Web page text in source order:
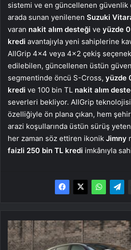
sistemi ve en güncellenen güvenlik
arada sunan yenilenen Suzuki
varan nakit alım desteği ve yüzde
kredi avantajıyla yeni sahiplerine
AllGrip 4×4 veya 4×2 çekiş
edilebilen, güncellenen üstün
segmentinde öncü S-Cross, yüzde
kredi ve 100 bin TL nakit alım
severleri bekliyor. AllGrip
özelliğiyle ön plana çıkan, hem
arazi koşullarında üstün sürüş
her zaman söz ettiren ikonik Jimny
faizli 250 bin TL kredi imkânıyla
Alfa
Romeo
Tonale,